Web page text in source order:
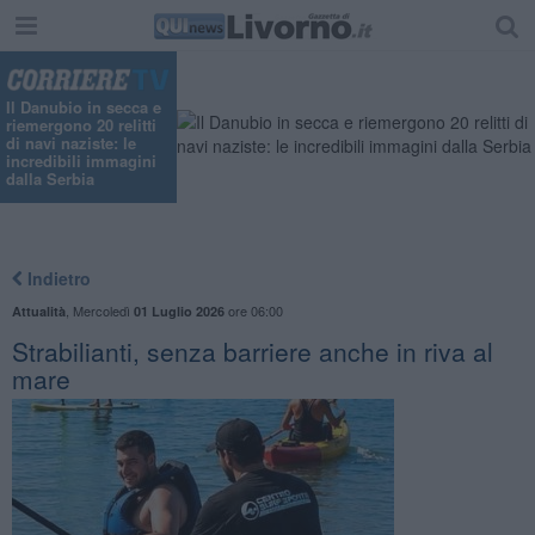
Il Danubio in secca e
riemergono 20 relitti
di navi naziste: le
incredibili immagini
dalla Serbia
Indietro
Attualità Mercoledì 01 Luglio 2026ore 06:00
Strabilianti, senza barriere anche in riva al
mare